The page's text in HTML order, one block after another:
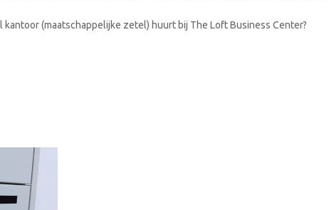
(maatschappelijke zetel) huurt bij The Loft Business Center?